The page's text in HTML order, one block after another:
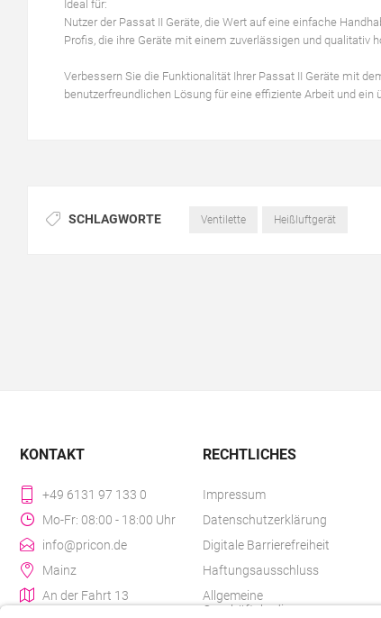
Ideal für:
Nutzer der Passat II Geräte, die Wert auf eine einfache
Profis, die ihre Geräte mit einem zuverlässigen und qualitativ
Verbessern Sie die Funktionalität Ihrer Passat II Geräte mit
benutzerfreundlichen Lösung für eine effiziente Arbeit und ein
SCHLAGWORTE Ventilette Heißluftgerät
KONTAKT
+49 6131 97 133 0
Mo-Fr: 08:00 - 18:00 Uhr
info@pricon.de
Mainz
An der Fahrt 13
RECHTLICHES
Impressum
Datenschutzerklärung
Digitale Barrierefreiheit
Haftungsausschluss
Allgemeine
Geschäftsbedingungen